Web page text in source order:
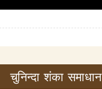
चुनिन्दा शंका समाधान